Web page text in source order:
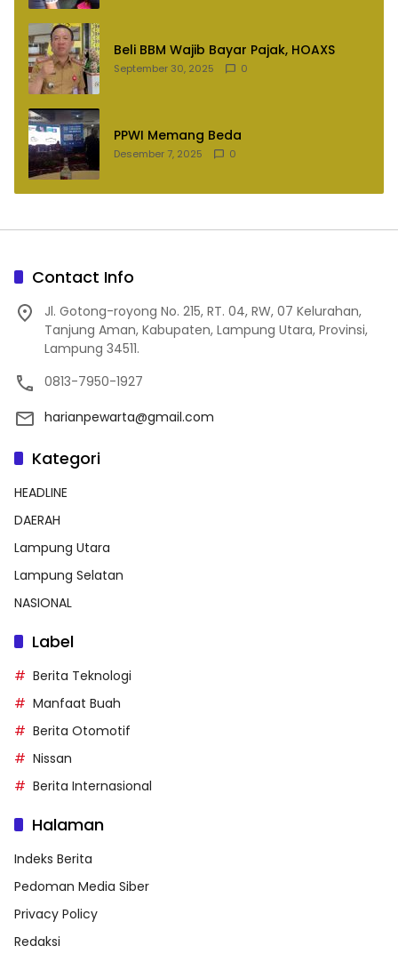
Beli BBM Wajib Bayar Pajak, HOAXS
September 30, 2025 0
PPWI Memang Beda
Desember 7, 2025 0
Contact Info
Jl. Gotong-royong No. 215, RT. 04, RW, 07 Kelurahan,
Tanjung Aman, Kabupaten, Lampung Utara, Provinsi,
Lampung 34511.
0813-7950-1927
harianpewarta@gmail.com
Kategori
HEADLINE
DAERAH
Lampung Utara
Lampung Selatan
NASIONAL
Label
Berita Teknologi
Manfaat Buah
Berita Otomotif
Nissan
Berita Internasional
Halaman
Indeks Berita
Pedoman Media Siber
Privacy Policy
Redaksi